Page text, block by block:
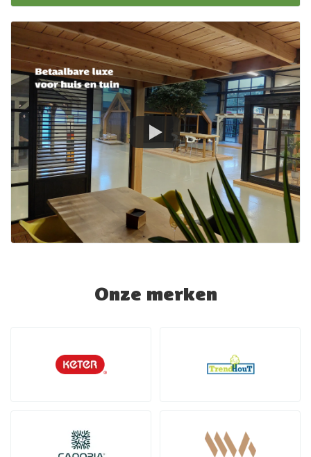
Onze merken